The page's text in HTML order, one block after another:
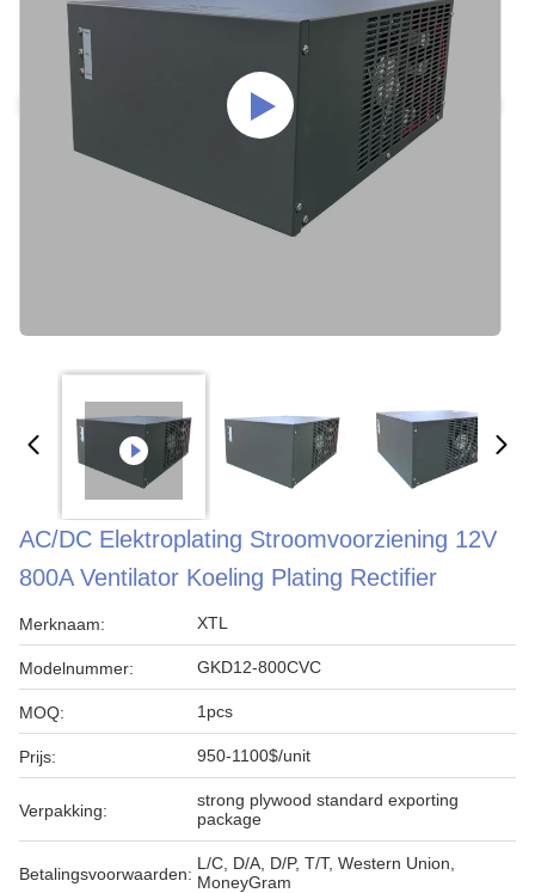
AC/DC Elektroplating Stroomvoorziening 12V
800A Ventilator Koeling Plating Rectifier
Merknaam: XTL
Modelnummer: GKD12-800CVC
MOQ: 1pcs
Prijs: 950-1100$/unit
Verpakking:
strong plywood standard exporting
package
Betalingsvoorwaarden:
L/C, D/A, D/P, T/T, Western Union,
MoneyGram